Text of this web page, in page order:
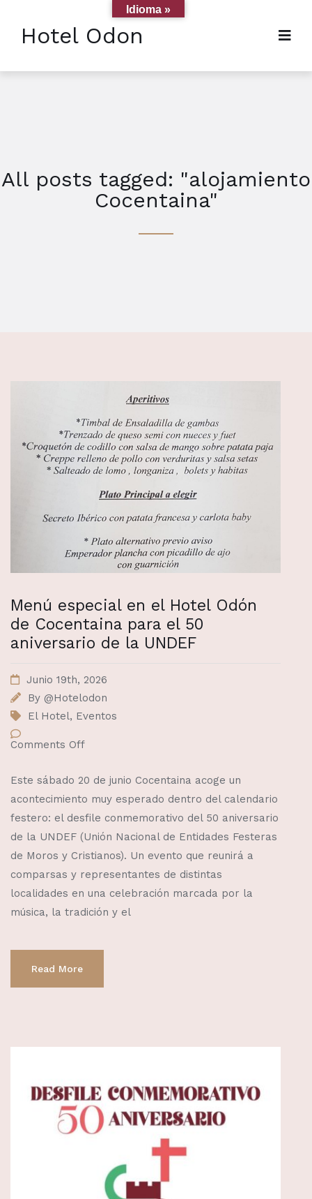
Hotel Odon
All posts tagged: "alojamiento
Cocentaina"
Menú especial en el Hotel Odón
de Cocentaina para el 50
aniversario de la UNDEF
Junio 19th, 2026
By @Hotelodon
El Hotel, Eventos
Comments Off
Este sábado 20 de junio Cocentaina acoge un
acontecimiento muy esperado dentro del calendario
festero: el desfile conmemorativo del 50 aniversario
de la UNDEF (Unión Nacional de Entidades Festeras
de Moros y Cristianos). Un evento que reunirá a
comparsas y representantes de distintas
localidades en una celebración marcada por la
música, la tradición y el
Read More
Idioma »